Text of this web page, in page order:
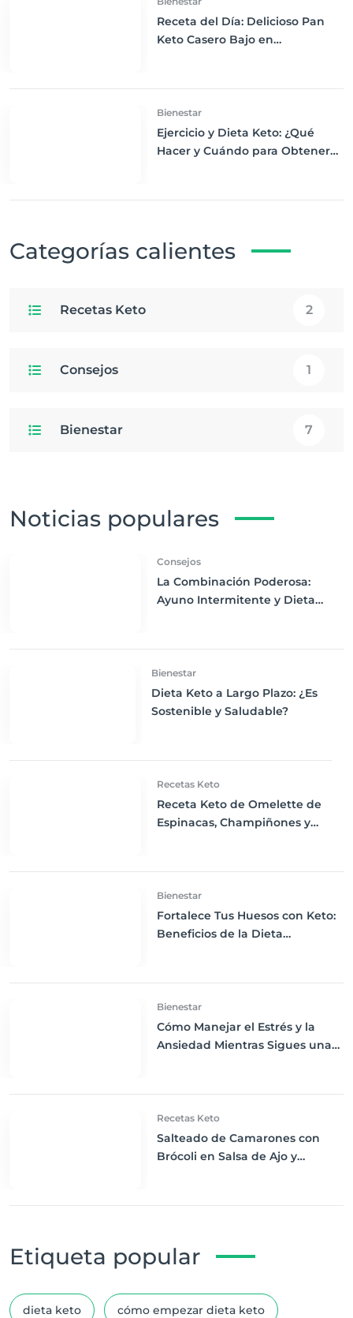
Receta del Día: Delicioso Pan
Keto Casero Bajo en
Bienestar
Ejercicio y Dieta Keto: ¿Qué
Hacer y Cuándo para Obtener
Categorías calientes
Recetas Keto 2
Consejos 1
Bienestar 7
Noticias populares
Consejos
La Combinación Poderosa:
Ayuno Intermitente y Dieta
Bienestar
Dieta Keto a Largo Plazo: ¿Es
Sostenible y Saludable?
Recetas Keto
Receta Keto de Omelette de
Espinacas, Champiñones y
Bienestar
Fortalece Tus Huesos con Keto:
Beneficios de la Dieta
Bienestar
Cómo Manejar el Estrés y la
Ansiedad Mientras Sigues una
Recetas Keto
Salteado de Camarones con
Brócoli en Salsa de Ajo y
Etiqueta popular
dieta keto cómo empezar dieta keto